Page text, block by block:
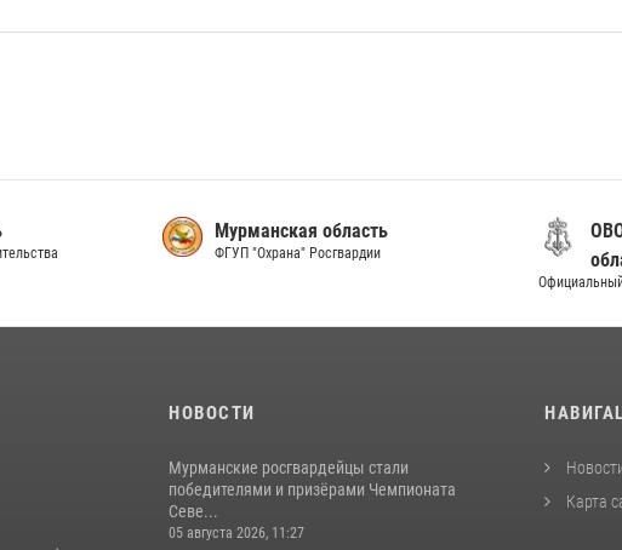
область
портал Правительства
Мурманская область
ФГУП "Охрана" Росгвардии
НОВОСТИ
Мурманские росгвардейцы стали
победителями и призёрами Чемпионата
Севе...
05 августа 2026, 11:27
Карта